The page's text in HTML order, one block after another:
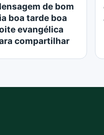
de bom
boa tarde boa
evangélica
compartilhar